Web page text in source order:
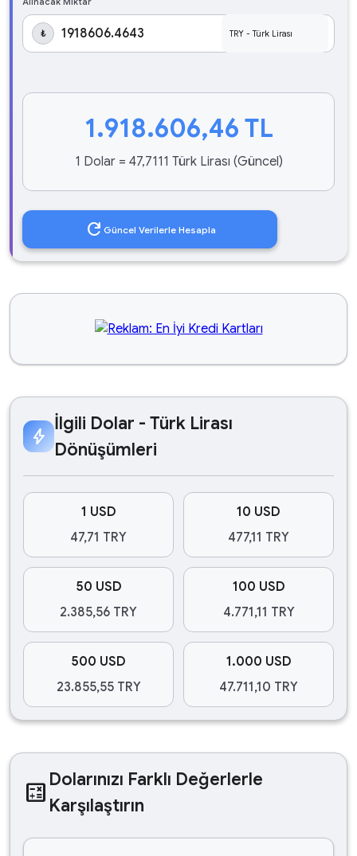
₺
1.918.606,46 TL
1 Dolar = 47,7111 Türk Lirası (Güncel)
refresh Güncel Verilerle Hesapla
bolt
İlgili Dolar - Türk Lirası
Dönüşümleri
1 USD
47,71 TRY
10 USD
477,11 TRY
50 USD
2.385,56 TRY
100 USD
4.771,11 TRY
500 USD
23.855,55 TRY
1.000 USD
47.711,10 TRY
calculate Dolarınızı Farklı Değerlerle
Karşılaştırın